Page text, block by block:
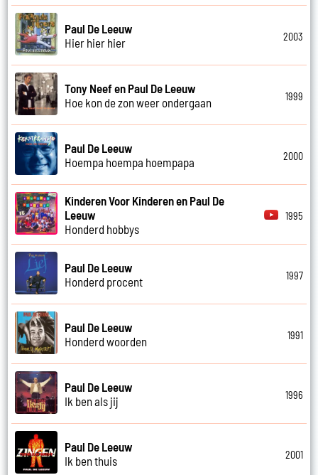
Paul De Leeuw
Hier hier hier
2003
Tony Neef en Paul De Leeuw
Hoe kon de zon weer ondergaan
1999
Paul De Leeuw
Hoempa hoempa hoempapa
2000
Kinderen Voor Kinderen en Paul De
Leeuw
Honderd hobbys
1995
Paul De Leeuw
Honderd procent
1997
Paul De Leeuw
Honderd woorden
1991
Paul De Leeuw
Ik ben als jij
1996
Paul De Leeuw
Ik ben thuis
2001